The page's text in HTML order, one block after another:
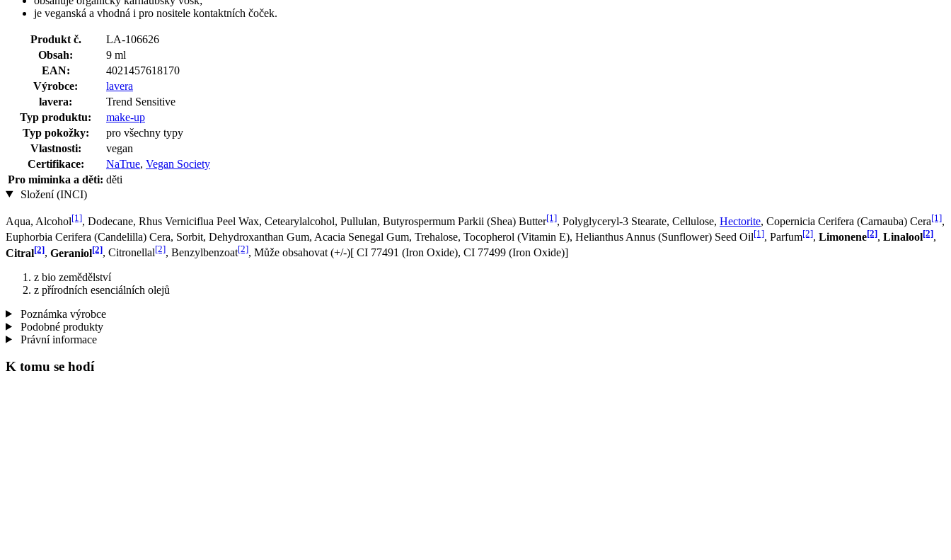
je veganská a vhodná i pro nositele kontaktních čoček.
Produkt č.
LA-106626
Obsah:
9 ml
EAN:
4021457618170
Výrobce:
lavera
lavera:
Trend Sensitive
Typ produktu:
make-up
Typ pokožky:
pro všechny typy
Vlastnosti:
vegan
Certifikace:
NaTrue, Vegan Society
Pro miminka a děti: děti
Složení (INCI)
Aqua, Alcohol[1], Dodecane, Rhus Verniciflua Peel Wax, Cetearylalcohol, Pullulan, Butyrospermum Parkii (Shea) Butter[1], Polyglyceryl-3 Stearate, Cellulose, Hectorite, Copernicia Cerifera (Carnauba) Cera[1],
Euphorbia Cerifera (Candelilla) Cera, Sorbit, Dehydroxanthan Gum, Acacia Senegal Gum, Trehalose, Tocopherol (Vitamin E), Helianthus Annus (Sunflower) Seed Oil[1], Parfum[2], Limonene[2], Linalool[2],
Citral[2], Geraniol[2], Citronellal[2], Benzylbenzoat[2], Může obsahovat (+/-)[ CI 77491 (Iron Oxide), CI 77499 (Iron Oxide)]
z bio zemědělství
z přírodních esenciálních olejů
Poznámka výrobce
Podobné produkty
Právní informace
K tomu se hodí